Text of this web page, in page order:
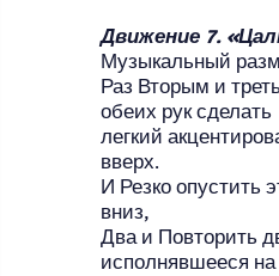
Движение 7.
Музыкальный
Раз Вторым и
обеих рук сделать
легкий
вверх.
И Резко опустить
вниз,
Два и Повторить
исполнявшееся на